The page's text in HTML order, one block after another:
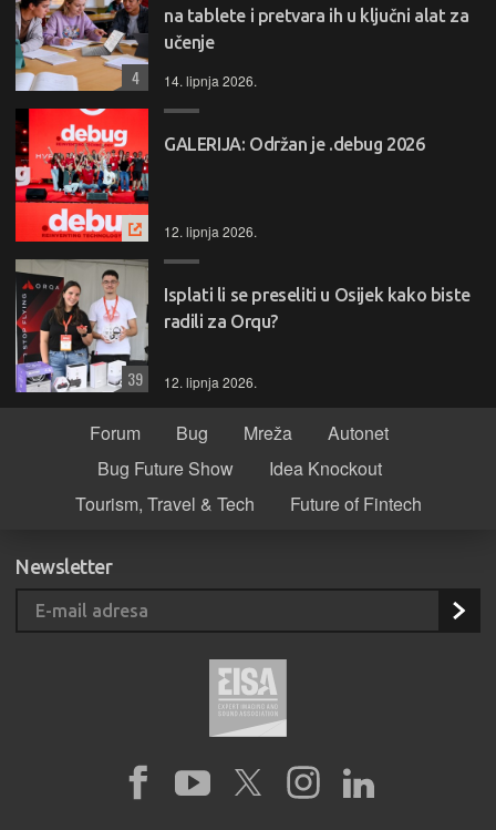
na tablete i pretvara ih u ključni alat za
učenje
14. lipnja 2026.
4
GALERIJA: Održan je .debug 2026
12. lipnja 2026.
Isplati li se preseliti u Osijek kako biste
radili za Orqu?
12. lipnja 2026.
39
Forum Bug Mreža
Autonet
Bug Future Show
Idea Knockout
Tourism, Travel & Tech
Future of Fintech
Newsletter